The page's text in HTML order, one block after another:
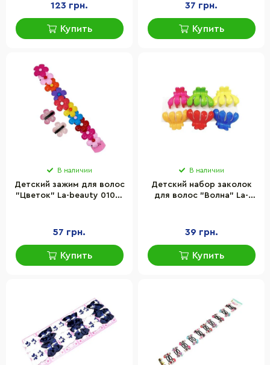
123 грн.
Купить
37 грн.
Купить
В наличии
Детский зажим для волос
"Цветок" La-beauty 0102-
57 грн.
Купить
В наличии
Детский набор заколок
для волос "Волна" La-
39 грн.
Купить